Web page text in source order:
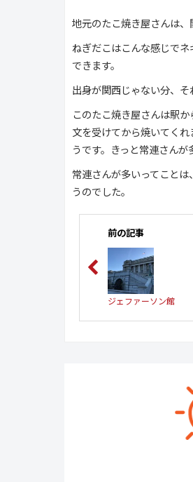
地元のたこ焼き屋さんは、
ねぎだこはこんな感じで
できます。
出身が関西じゃない分、そ
このたこ焼き屋さんは駅
文を受けてから焼いてく
うです。きっと常連さんが
常連さんが多いってこと
うのでした。
前の記事
ジェファーソン館